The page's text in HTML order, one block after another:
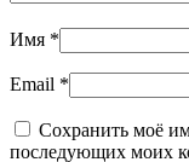
Имя *
Email *
Сохранить моё
последующих моих